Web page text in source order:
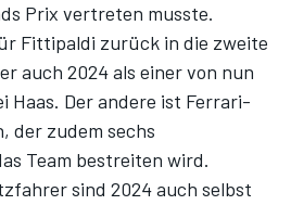
Prix vertreten musste.
Fittipaldi zurück in die zweite
auch 2024 als einer von nun
Haas. Der andere ist Ferrari-
der zudem sechs
Team bestreiten wird.
sind 2024 auch selbst